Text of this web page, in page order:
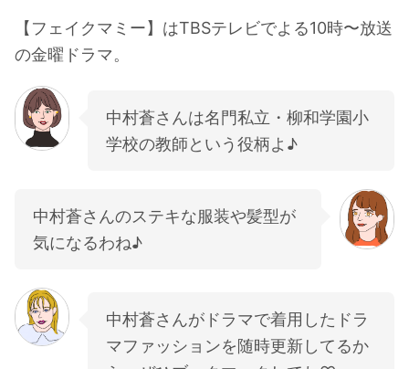
【フェイクマミー】はTBSテレビでよる10時〜放送
の金曜ドラマ。
中村蒼さんは名門私立・柳和学園小
学校の教師という役柄よ♪
中村蒼さんのステキな服装や髪型が
気になるわね♪
中村蒼さんがドラマで着用したドラ
マファッションを随時更新してるか